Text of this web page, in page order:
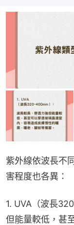
紫外線依波長不
害程度也各異：
1. UVA（波長
但能量較低，甚